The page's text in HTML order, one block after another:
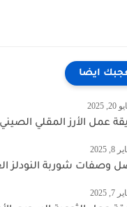
ايضا
2025
عمل الأرز المقلي
2025
وصفات شوربة النودلز
2025